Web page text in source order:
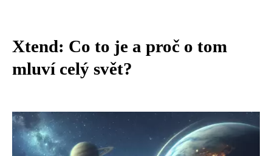
Xtend: Co to je a proč o tom
mluví celý svět?